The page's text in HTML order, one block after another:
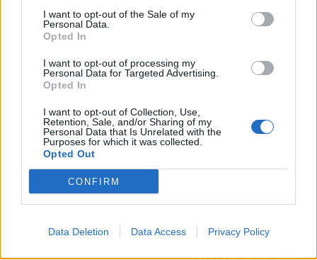
I want to opt-out of the Sale of my
Personal Data.
Opted In
I want to opt-out of processing my
Personal Data for Targeted Advertising.
Opted In
I want to opt-out of Collection, Use,
Retention, Sale, and/or Sharing of my
Personal Data that Is Unrelated with the
Purposes for which it was collected.
Opted Out
CONFIRM
Data Deletion Data Access Privacy Policy
Αναρτήθηκαν τα προσωρινά
αποτελέσματα για τα voucher
παιδικών σταθμών
13 Αυγούστου η ηλεκτρονική
υποβολή ενστάσεων στην ΕΕΤΑΑ
ΕΙΚΑΣΤΙΚΑ
Η τέχνη συνάντησε τη φύση στο
Φοινικόδασος Καλαμιάρη
Ολοκληρώθηκε το πρώτο
«Φοινικόδασος Art Festival» στην
Παναγιούδα με τη συμμετοχή
καλλιτεχνών, δημιουργών,